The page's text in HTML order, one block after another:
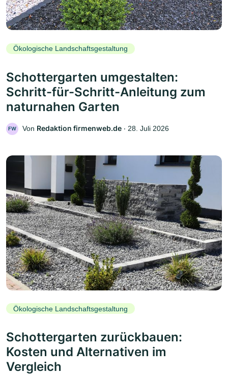
Ökologische Landschaftsgestaltung
Schottergarten umgestalten:
Schritt-für-Schritt-Anleitung zum
naturnahen Garten
FW Von Redaktion firmenweb.de ‧ 28. Juli 2026
Ökologische Landschaftsgestaltung
Schottergarten zurückbauen:
Kosten und Alternativen im
Vergleich